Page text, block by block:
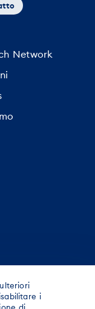
i
Network